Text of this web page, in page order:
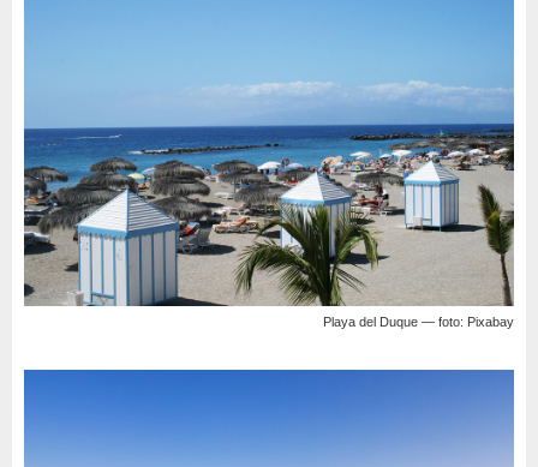
Playa del Duque — foto: Pixabay